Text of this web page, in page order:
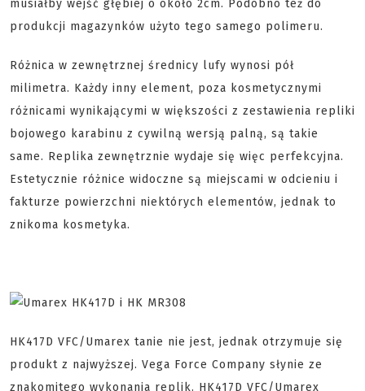
musiałby wejść głębiej o około 2cm. Podobno też do
produkcji magazynków użyto tego samego polimeru.
Różnica w zewnętrznej średnicy lufy wynosi pół
milimetra. Każdy inny element, poza kosmetycznymi
różnicami wynikającymi w większości z zestawienia repliki
bojowego karabinu z cywilną wersją palną, są takie
same. Replika zewnętrznie wydaje się więc perfekcyjna.
Estetycznie różnice widoczne są miejscami w odcieniu i
fakturze powierzchni niektórych elementów, jednak to
znikoma kosmetyka.
HK417D VFC/Umarex tanie nie jest, jednak otrzymuje się
produkt z najwyższej. Vega Force Company słynie ze
znakomitego wykonania replik. HK417D VFC/Umarex